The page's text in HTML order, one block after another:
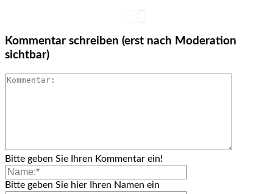
Kommentar schreiben (erst nach Moderation
sichtbar)
Bitte geben Sie Ihren Kommentar ein!
Bitte geben Sie hier Ihren Namen ein